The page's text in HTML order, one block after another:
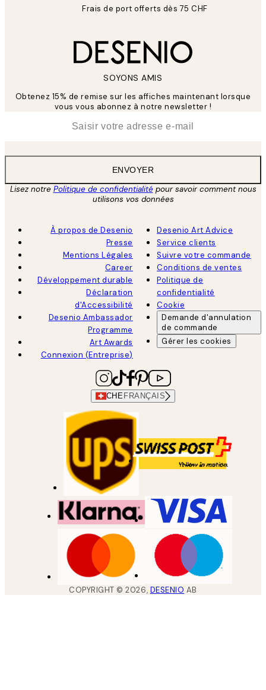
Frais de port offerts dès 75 CHF
SOYONS AMIS
Obtenez 15% de remise sur les affiches maintenant lorsque
vous vous abonnez à notre newsletter !
ENVOYER
Lisez notre Politique de confidentialitépour savoir comment nous
utilisons vos données
À propos de Desenio
Presse
Mentions Légales
Career
Développement durable
Déclaration
d'Accessibilité
Desenio Ambassador
Programme
Art Awards
Connexion (Entreprise)
Desenio Art Advice
Service clients
Suivre votre commande
Conditions de ventes
Politique de
confidentialité
Cookie
Demande d'annulation
de commande
Gérer les cookies
CHE FRANÇAIS
COPYRIGHT ©2026, DESENIO AB